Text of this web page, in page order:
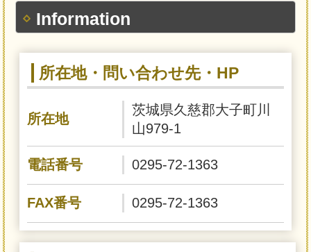
Information
所在地・問い合わせ先・HP
所在地
茨城県久慈郡大子町川
山979-1
電話番号 0295-72-1363
FAX番号 0295-72-1363